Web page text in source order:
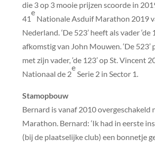
die 3 op 3 mooie prijzen scoorde in
41
e
Nationale Asduif Marathon 2019
Nederland. ‘De 523’ heeft als vader ‘de
afkomstig van John Mouwen. ‘De 523’
met zijn vader, ‘de 123’ op St. Vincent
Nationaal de 2
e
Serie 2 in Sector 1.
Stamopbouw
Bernard is vanaf 2010 overgeschakeld
Marathon. Bernard: ‘Ik had in eerste
(bij de plaatselijke club) een bonnetje